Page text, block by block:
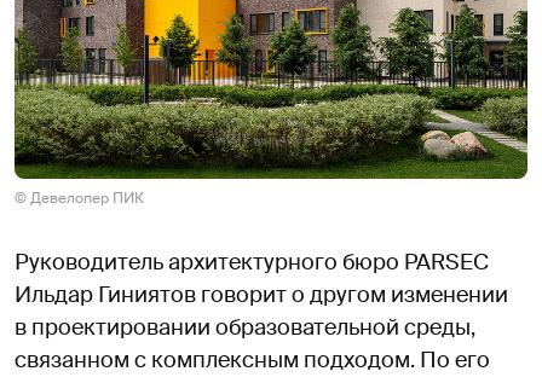
© Девелопер ПИК
Руководитель архитектурного бюро PARSEC
Ильдар Гиниятов говорит о другом изменении
в проектировании образовательной среды,
связанном с комплексным подходом. По его